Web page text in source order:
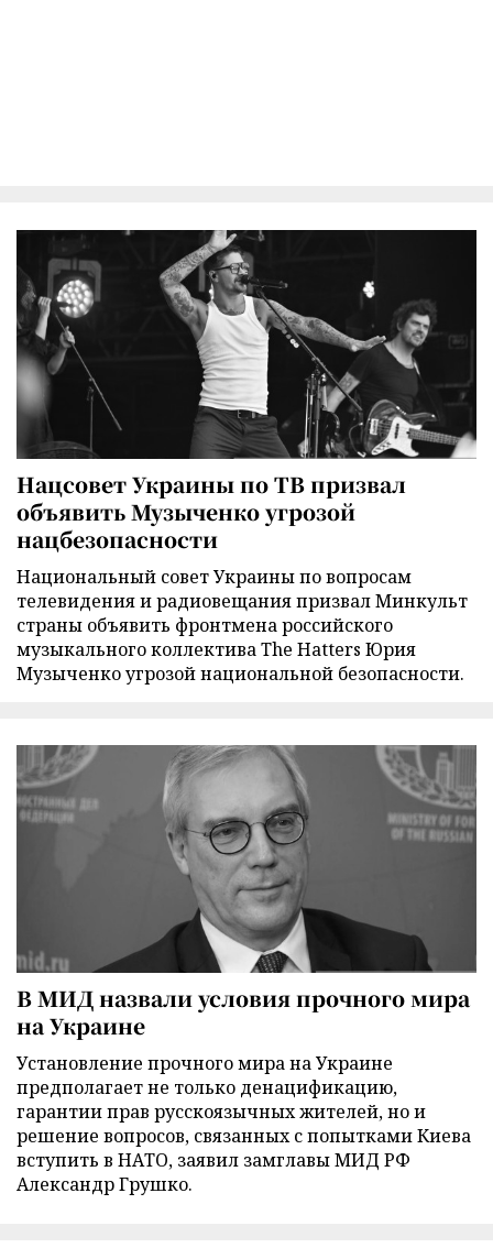
Нацсовет Украины по ТВ призвал
объявить Музыченко угрозой
нацбезопасности
Национальный совет Украины по вопросам
телевидения и радиовещания призвал Минкульт
страны объявить фронтмена российского
музыкального коллектива The Hatters Юрия
Музыченко угрозой национальной безопасности.
В МИД назвали условия прочного мира
на Украине
Установление прочного мира на Украине
предполагает не только денацификацию,
гарантии прав русскоязычных жителей, но и
решение вопросов, связанных с попытками Киева
вступить в НАТО, заявил замглавы МИД РФ
Александр Грушко.